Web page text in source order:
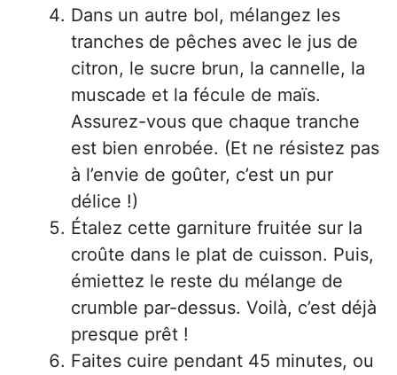
Dans un autre bol, mélangez les
tranches de pêches avec le jus de
citron, le sucre brun, la cannelle, la
muscade et la fécule de maïs.
Assurez-vous que chaque tranche
est bien enrobée. (Et ne résistez pas
à l’envie de goûter, c’est un pur
délice !)
Étalez cette garniture fruitée sur la
croûte dans le plat de cuisson. Puis,
émiettez le reste du mélange de
crumble par-dessus. Voilà, c’est déjà
presque prêt !
Faites cuire pendant 45 minutes, ou